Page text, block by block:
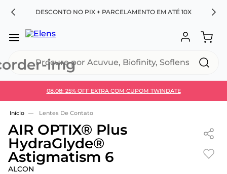
DESCONTO NO PIX + PARCELAMENTO EM ATÉ 10X
08.08: 25% OFF EXTRA COM CUPOM TWINDATE
Use 30HOJE e ganhe 30% OFF + economia extra no
Lentes De Contato
AIR OPTIX® Plus
HydraGlyde®
Astigmatism 6
ALCON